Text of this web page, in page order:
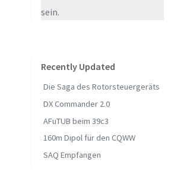
sein.
Recently Updated
Die Saga des Rotorsteuergeräts
DX Commander 2.0
AFuTUB beim 39c3
160m Dipol für den CQWW
SAQ Empfangen